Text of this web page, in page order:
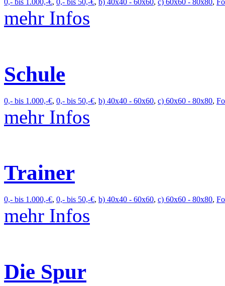
mehr Infos
Schule
0,- bis 1.000,-€, 0,- bis 50,-€, b) 40x40 - 60x60, c) 60x60 - 80x80,
mehr Infos
Trainer
0,- bis 1.000,-€, 0,- bis 50,-€, b) 40x40 - 60x60, c) 60x60 - 80x80,
mehr Infos
Die Spur